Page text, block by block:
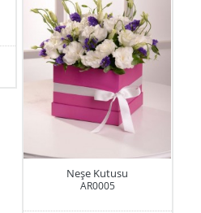
Neşe Kutusu
AR0005